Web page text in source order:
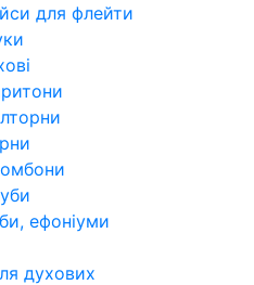
для флейти
ефоніуми
духових